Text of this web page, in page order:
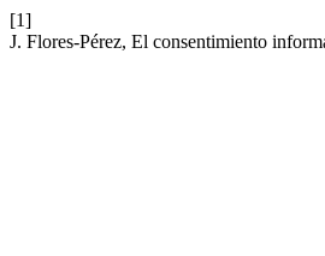
[1]
J. Flores-Pérez, El consentimiento